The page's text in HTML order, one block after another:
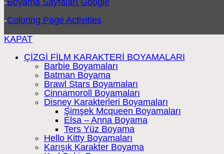
-Boyama Sayfaları Google
-Coloring Page Activities
KAPAT
ÇİZGİ FİLM KARAKTERİ BOYAMALARI
Barbie Boyamaları
Batman Boyama
Brawl Stars Boyamaları
Cinnamoroll Boyamaları
Disney Karakterleri Boyamaları
Şimşek Mcqueen Boyamaları
Elsa – Anna Boyama
Ters Yüz Boyama
Hello Kitty Boyamaları
Karışık Karakter Boyama